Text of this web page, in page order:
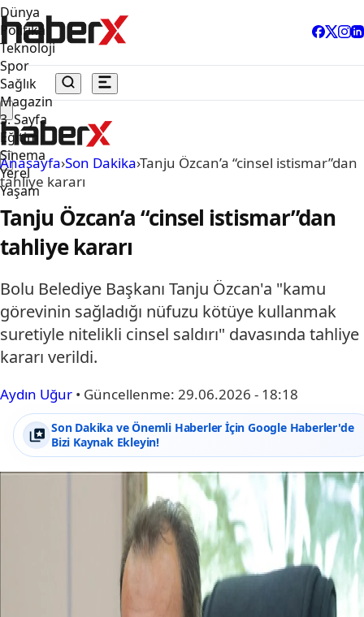
Dünya
Politika
Teknoloji
Spor
Sağlık
Magazin
3. Sayfa
Eğitim
Sinema
Yerel
Yaşam
Anasayfa›Son Dakika›Tanju Özcan’a “cinsel istismar”dan
tahliye kararı
Tanju Özcan’a “cinsel istismar”dan
tahliye kararı
Bolu Belediye Başkanı Tanju Özcan'a "kamu
görevinin sağladığı nüfuzu kötüye kullanmak
suretiyle nitelikli cinsel saldırı" davasında tahliye
kararı verildi.
Aydın Uğur • Güncellenme: 29.06.2026 - 18:18
Son Dakika ve Önemli Haberler İçin Google Haberler'de
Bizi Kaynak Ekleyin!